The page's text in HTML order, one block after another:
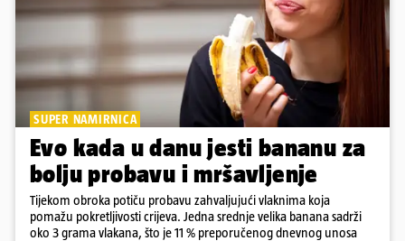
SUPER NAMIRNICA
Evo kada u danu jesti bananu za
bolju probavu i mršavljenje
Tijekom obroka potiču probavu zahvaljujući vlaknima koja
pomažu pokretljivosti crijeva. Jedna srednje velika banana sadrži
oko 3 grama vlakana, što je 11 % preporučenog dnevnog unosa